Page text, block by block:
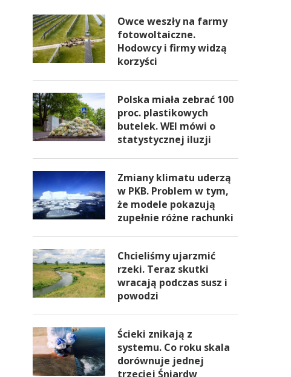
Owce weszły na farmy
fotowoltaiczne.
Hodowcy i firmy widzą
korzyści
Polska miała zebrać 100
proc. plastikowych
butelek. WEI mówi o
statystycznej iluzji
Zmiany klimatu uderzą
w PKB. Problem w tym,
że modele pokazują
zupełnie różne rachunki
Chcieliśmy ujarzmić
rzeki. Teraz skutki
wracają podczas susz i
powodzi
Ścieki znikają z
systemu. Co roku skala
dorównuje jednej
trzeciej Śniardw